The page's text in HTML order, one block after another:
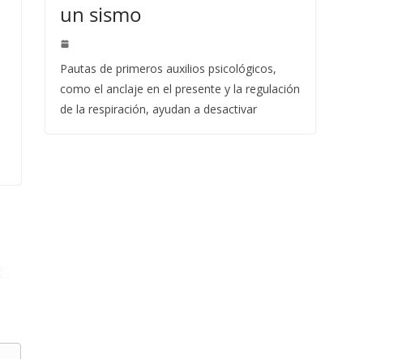
un sismo
Pautas de primeros auxilios psicológicos,
como el anclaje en el presente y la regulación
de la respiración, ayudan a desactivar